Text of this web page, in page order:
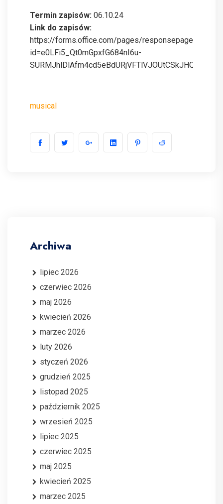
Termin zapisów: 06.10.24
Link do zapisów:
https://forms.office.com/pages/responsepage.aspx?
id=e0LFi5_Qt0mGpxfG684nI6u-
musical
Archiwa
lipiec 2026
czerwiec 2026
maj 2026
kwiecień 2026
marzec 2026
luty 2026
styczeń 2026
grudzień 2025
listopad 2025
październik 2025
wrzesień 2025
lipiec 2025
czerwiec 2025
maj 2025
kwiecień 2025
marzec 2025